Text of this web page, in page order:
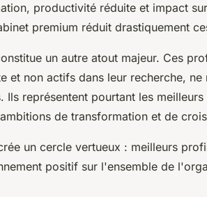
productivité réduite et impact
premium réduit drastiquement
un autre atout majeur. Ces
et non actifs dans leur recherche,
représentent pourtant les
de transformation et de
un cercle vertueux : meilleurs
positif sur l'ensemble de